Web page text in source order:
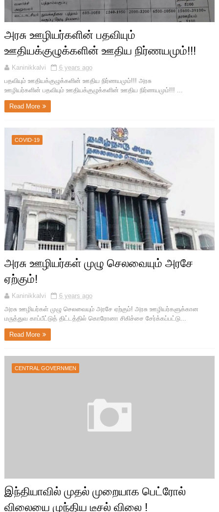
அரசு ஊழியர்களின் பதவியும்
ஊதியக்குழுக்களின் ஊதிய நிர்ணயமும்!!!
Kaninikkalvi
6 years ago
பதவியும் ஊதியக்குழுக்களின் ஊதிய நிர்ணயமும்!!! அரசு
ஊழியர்களின் பதவியும் ஊதியக்குழுக்களின் ஊதிய நிர்ணயமும்!!! ...
Read More
COVID-19
அரசு ஊழியர்கள் முழு செலவையும் அரசே
ஏற்கும்!
Kaninikkalvi
6 years ago
அரசு ஊழியர்கள் முழு செலவையும் அரசே ஏற்கும்! அரசு ஊழியர்களுக்கான
மருத்துவ காப்பீட்டுத் திட்டத்தில் கொரோனா சிகிச்சை சேர்க்கப்பட்டு...
Read More
CENTRAL GOVERNMEN
இந்தியாவில் முதல் முறையாக பெட்ரோல்
விலையை முந்திய டீசல் விலை !